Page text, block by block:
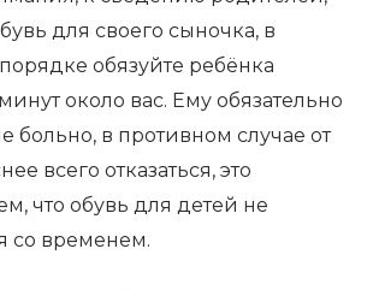
для своего сыночка, в
обязуйте ребёнка
около вас. Ему обязательно
больно, в противном случае от
всего отказаться, это
что обувь для детей не
со временем.